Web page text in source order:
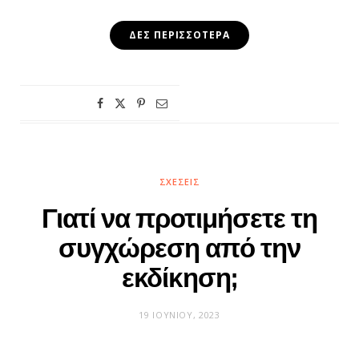
ΔΕΣ ΠΕΡΙΣΣΌΤΕΡΑ
ΣΧΈΣΕΙΣ
Γιατί να προτιμήσετε τη
συγχώρεση από την
εκδίκηση;
19 ΙΟΥΝΊΟΥ, 2023